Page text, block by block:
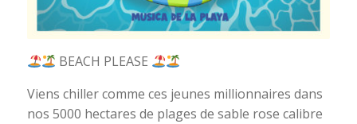
BEACH PLEASE
Viens chiller comme ces jeunes millionnaires dans
nos 5000 hectares de plages de sable rose calibre